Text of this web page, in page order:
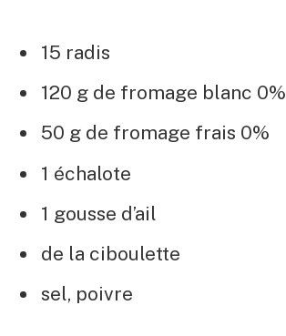
15 radis
120 g de fromage blanc 0%
50 g de fromage frais 0%
1 échalote
1 gousse d’ail
de la ciboulette
sel, poivre